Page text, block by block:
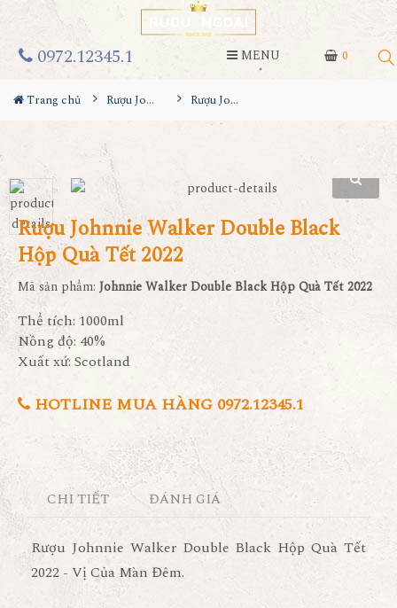
0
0972.12345.1 MENU
Trang chủ Rượu Johnnie walker Rượu Johnnie Walker Double Black Hộp Quà Tết 2022
Rượu Johnnie Walker Double Black
Hộp Quà Tết 2022
Mã sản phẩm: Johnnie Walker Double Black Hộp Quà Tết 2022
Thể tích: 1000ml
Nồng độ: 40%
Xuất xứ: Scotland
HOTLINE MUA HÀNG 0972.12345.1
CHI TIẾT ĐÁNH GIÁ
Rượu Johnnie Walker Double Black Hộp Quà Tết
2022 - Vị Của Màn Đêm.